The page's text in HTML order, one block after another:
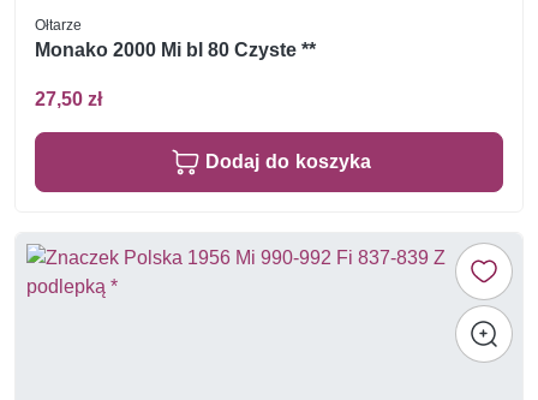
Ołtarze
Monako 2000 Mi bl 80 Czyste **
27,50 zł
Dodaj do koszyka